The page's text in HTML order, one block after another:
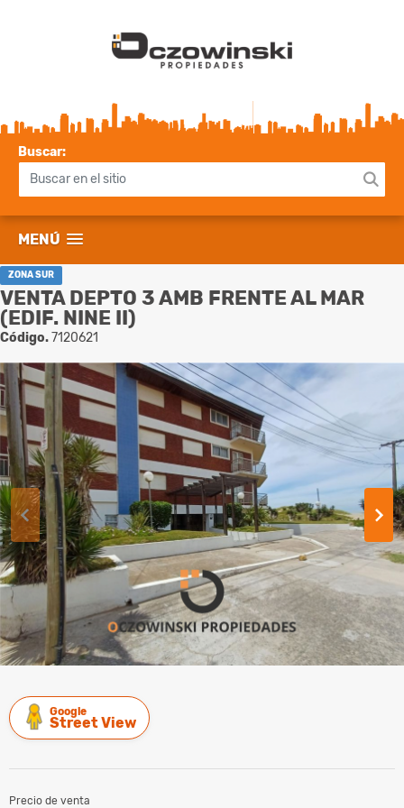
Buscar:
MENÚ
ZONA SUR
VENTA DEPTO 3 AMB FRENTE AL MAR
(EDIF. NINE II)
Código.7120621
Google
Street View
Precio de venta